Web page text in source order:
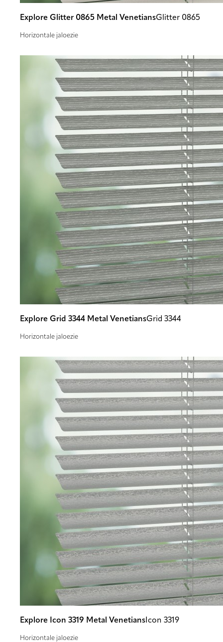
Explore Glitter 0865 Metal VenetiansGlitter 0865
Horizontale jaloezie
Explore Grid 3344 Metal VenetiansGrid 3344
Horizontale jaloezie
Explore Icon 3319 Metal Venetians Icon 3319
Horizontale jaloezie